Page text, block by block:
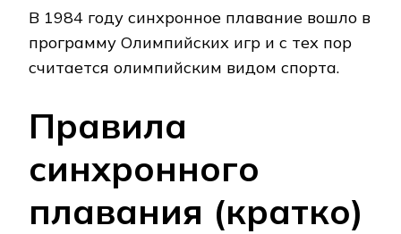
В 1984 году синхронное плавание вошло в
программу Олимпийских игр и с тех пор
считается олимпийским видом спорта.
Правила
синхронного
плавания (кратко)